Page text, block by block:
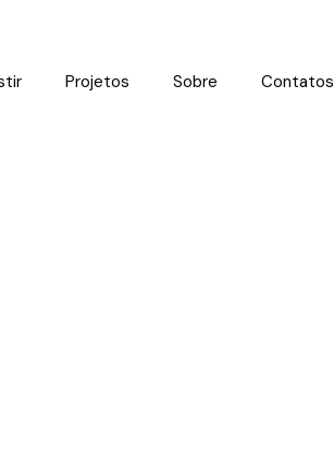
Projetos Sobre Contatos